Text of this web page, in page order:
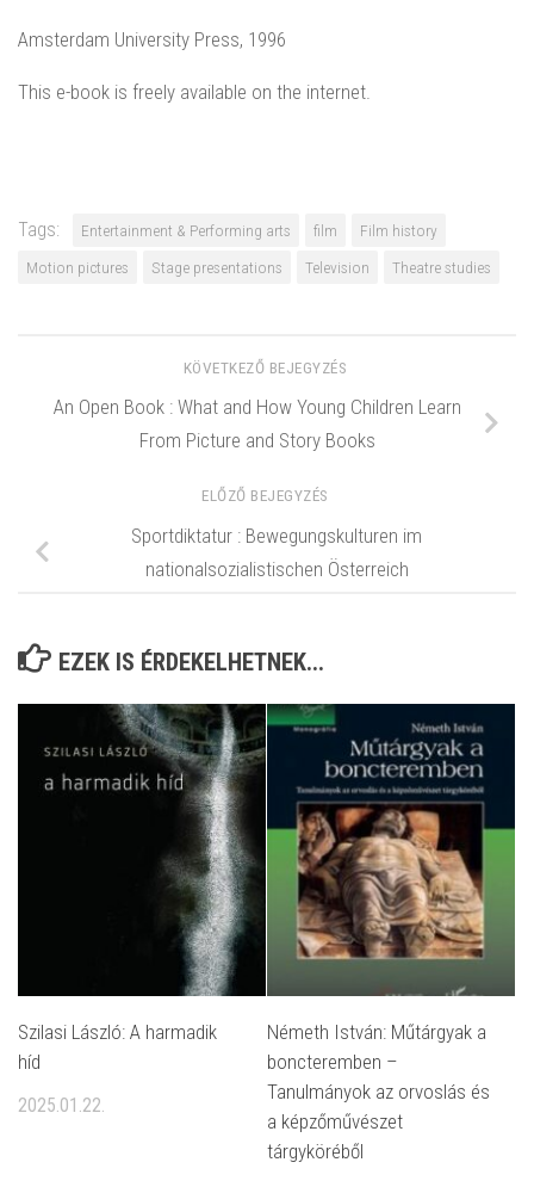
Amsterdam University Press, 1996
This e-book is freely available on the internet.
Tags: Entertainment & Performing arts film
Film history
Motion pictures
Stage presentations Television Theatre studies
KÖVETKEZŐ BEJEGYZÉS
An Open Book : What and How Young Children Learn
From Picture and Story Books
ELŐZŐ BEJEGYZÉS
Sportdiktatur : Bewegungskulturen im
nationalsozialistischen Österreich
EZEK IS ÉRDEKELHETNEK...
Szilasi László: A harmadik
híd
2025.01.22.
Németh István: Műtárgyak a
boncteremben –
Tanulmányok az orvoslás és
a képzőművészet
tárgyköréből